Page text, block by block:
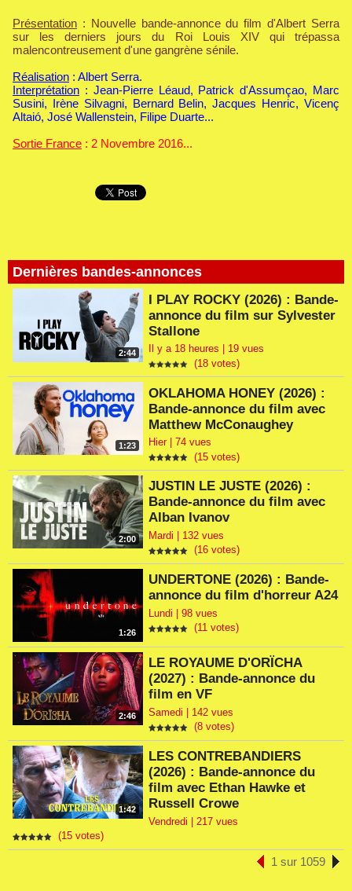
Dernières bandes-annonces
2:44
I PLAY ROCKY (2026) : Bande-
annonce du film sur Sylvester
Stallone
Il y a 18 heures | 19 vues
(18 votes)
1:23
OKLAHOMA HONEY (2026) :
Bande-annonce du film avec
Matthew McConaughey
Hier | 74 vues
(15 votes)
2:00
JUSTIN LE JUSTE (2026) :
Bande-annonce du film avec
Alban Ivanov
Mardi | 132 vues
(16 votes)
1:26
UNDERTONE (2026) : Bande-
annonce du film d'horreur A24
Lundi | 98 vues
(11 votes)
2:46
LE ROYAUME D'ORÏCHA
(2027) : Bande-annonce du
film en VF
Samedi | 142 vues
(8 votes)
1:42
LES CONTREBANDIERS
(2026) : Bande-annonce du
film avec Ethan Hawke et
Russell Crowe
Vendredi | 217 vues
(15 votes)
1 sur 1059
Présentation : Nouvelle bande-annonce du film d'Albert Serra
sur les derniers jours du Roi Louis XIV qui trépassa
malencontreusement d'une gangrène sénile.
Réalisation : Albert Serra.
Interprétation : Jean-Pierre Léaud, Patrick d'Assumçao, Marc
Susini, Irène Silvagni, Bernard Belin, Jacques Henric, Vicenç
Altaió, José Wallenstein, Filipe Duarte...
Sortie France : 2 Novembre 2016...